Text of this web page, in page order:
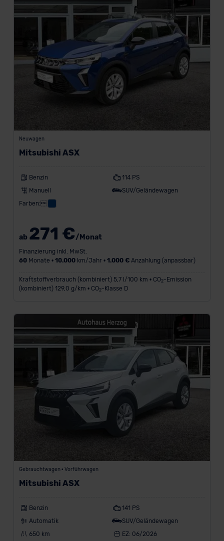
Neuwagen
Mitsubishi ASX
Benzin
114 PS
Manuell
SUV/Geländewagen
Farben:
ab 271 €/Monat
Finanzierung inkl. MwSt.
60Monate • 10.000km/Jahr • 1.000 €Anzahlung (anpassbar)
Kraftstoffverbrauch (kombiniert) 5,7 l/100 km • CO2-Emission
(kombiniert) 129,0 g/km • CO2-Klasse D
Gebrauchtwagen • Vorführwagen
Mitsubishi ASX
Benzin
141 PS
Automatik
SUV/Geländewagen
650 km
EZ: 06/2026